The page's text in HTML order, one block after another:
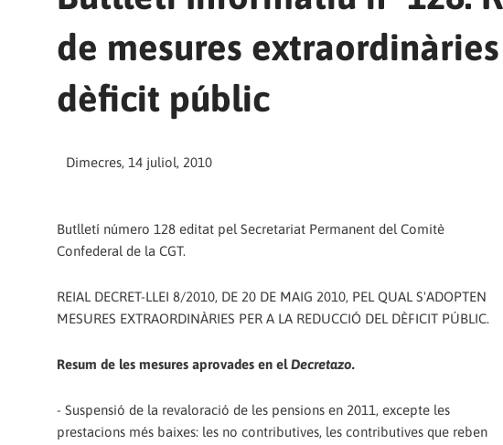
de mesures
dèficit públic
Dimecres, 14 juliol, 2010
Butlletí número 128 editat pel Secretariat Permanent del Comitè
Confederal de la CGT.
REIAL DECRET-LLEI 8/2010, DE 20 DE MAIG 2010, PEL QUAL S'ADOPTEN
MESURES EXTRAORDINÀRIES PER A LA REDUCCIÓ DEL DÈFICIT PÚBLIC.
Resum de les mesures aprovades en elDecretazo.
- Suspensió de la revaloració de les pensions en 2011, excepte les
prestacions més baixes: les no contributives, les contributives que reben